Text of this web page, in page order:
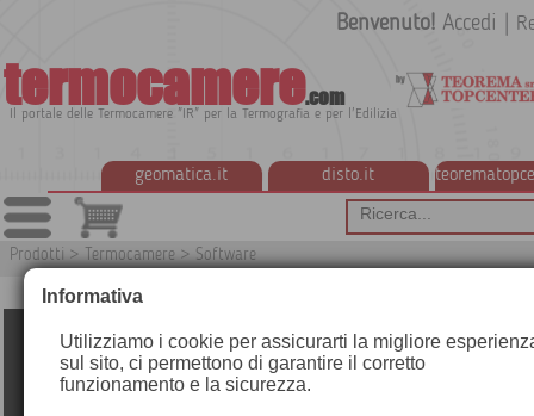
termocamere.com
Il portale delle Termocamere "IR" per la Termografia e per l'Edilizia
geomatica.it disto.it
Benvenuto! Accedi
Prodotti > Termocamere > Software
Informativa
Utilizziamo i cookie per assicurarti la migliore
sul sito, ci permettono di garantire il corretto
funzionamento e la sicurezza.